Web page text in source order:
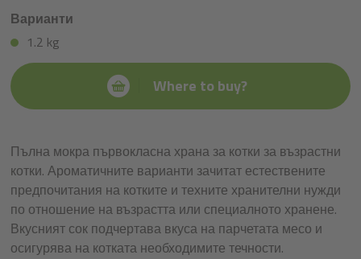
Варианти
1.2 kg
Where to buy?
Пълна мокра първокласна храна за котки за възрастни
котки. Ароматичните варианти зачитат естествените
предпочитания на котките и техните хранителни нужди
по отношение на възрастта или специалното хранене.
Вкусният сок подчертава вкуса на парчетата месо и
осигурява на котката необходимите течности.